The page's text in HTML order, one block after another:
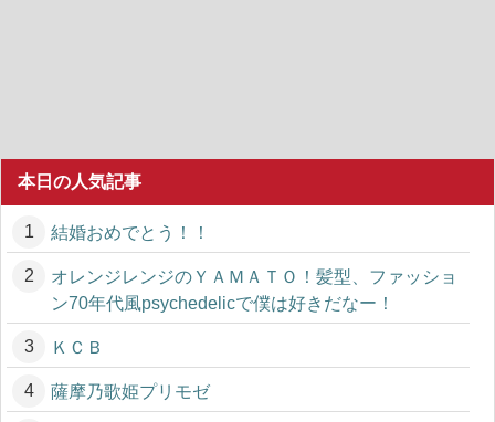
本日の人気記事
結婚おめでとう！！
オレンジレンジのＹＡＭＡＴＯ！髪型、ファッショ
ン70年代風psychedelicで僕は好きだなー！
ＫＣＢ
薩摩乃歌姫プリモゼ